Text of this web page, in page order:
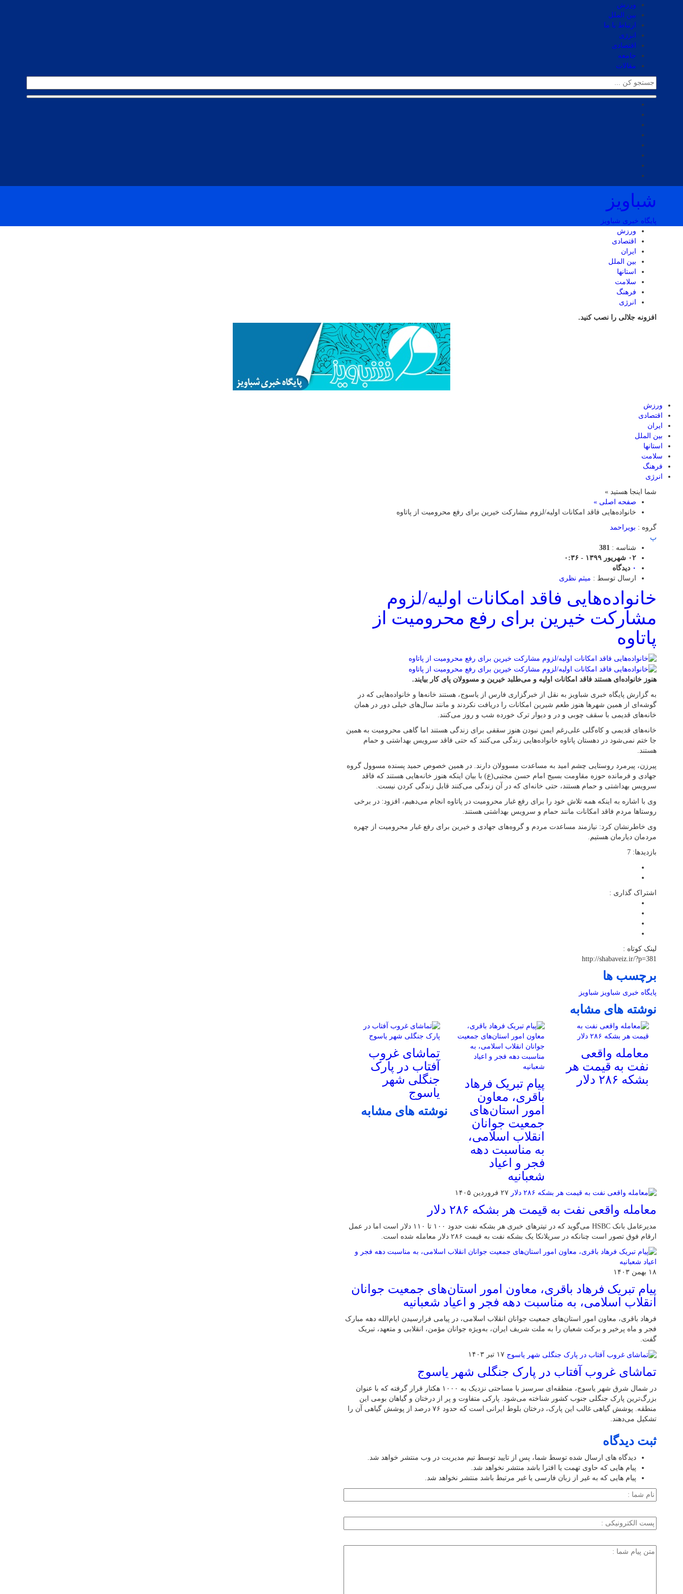
ورزش
بین الملل
ارتباط با ما
انرژی
اقتصادی
جامعه
مقالات
شباویز
پایگاه خبری شباویز
ورزش
اقتصادی
ایران
بین الملل
استانها
سلامت
فرهنگ
انرژی
افزونه جلالی را نصب کنید.
ورزش
اقتصادی
ایران
بین الملل
استانها
سلامت
فرهنگ
انرژی
شما اینجا هستید »
صفحه اصلی »
خانواده‌هایی فاقد امکانات اولیه/لزوم مشارکت خیرین برای رفع محرومیت از پاتاوه
گروه : بویراحمد
پ
شناسه : 381
۰۲ شهریور ۱۳۹۹ - ۰:۳۶
۰ دیدگاه
ارسال توسط : میثم نظری
خانواده‌هایی فاقد امکانات اولیه/لزوم
مشارکت خیرین برای رفع محرومیت از
پاتاوه
هنوز خانواده‌ای هستند فاقد امکانات اولیه و می‌طلبد خیرین و مسوولان پای کار بیایند.
به گزارش پایگاه خبری شباویز به نقل از خبرگزاری فارس از یاسوج، هستند خانه‌ها و خانواده‌هایی که در
گوشه‌ای از همین شهرها هنوز طعم شیرین امکانات را دریافت نکردند و مانند سال‌های خیلی دور در همان
خانه‌های قدیمی با سقف چوبی و در و دیوار ترک خورده شب و روز می‌کنند.
خانه‌های قدیمی و کاه‌گلی علی‌رغم ایمن نبودن هنوز سقفی برای زندگی هستند اما گاهی محرومیت به همین
جا ختم نمی‌شود در دهستان پاتاوه خانواده‌هایی زندگی می‌کنند که حتی فاقد سرویس بهداشتی و حمام
هستند.
پیرزن، پیرمرد روستایی چشم‌ امید به مساعدت مسوولان دارند. در همین خصوص حمید پسنده مسوول گروه
جهادی و فرمانده حوزه مقاومت بسیج امام حسن مجتبی(ع) با بیان اینکه هنوز خانه‌هایی هستند که فاقد
سرویس بهداشتی و حمام هستند، حتی خانه‌ای که در آن زندگی می‌کنند قابل زندگی کردن نیست.
وی با اشاره به اینکه همه تلاش خود را برای رفع غبار محرومیت در پاتاوه انجام می‌دهیم، افزود: در برخی
روستاها مردم فاقد امکانات مانند حمام و سرویس بهداشتی هستند.
وی خاطرنشان کرد: نیازمند مساعدت مردم و گروه‌های جهادی و خیرین برای رفع غبار محرومیت از چهره
مردمان دیارمان هستیم.
بازدیدها: 7
اشتراک گذاری :
لینک کوتاه :
http://shabaveiz.ir/?p=381
برچسب ها
پایگاه خبری شباویز شباویز
نوشته های مشابه
معامله واقعی
نفت به قیمت هر
بشکه ۲۸۶ دلار
پیام تبریک فرهاد
باقری، معاون
امور استان‌های
جمعیت جوانان
انقلاب اسلامی،
به مناسبت دهه
فجر و اعیاد
شعبانیه
تماشای غروب
آفتاب در پارک
جنگلی شهر
یاسوج
نوشته های مشابه
۲۷ فروردین ۱۴۰۵
معامله واقعی نفت به قیمت هر بشکه ۲۸۶ دلار
مدیرعامل بانک HSBC می‌گوید که در تیترهای خبری هر بشکه نفت حدود ۱۰۰ تا ۱۱۰ دلار است اما در عمل
ارقام فوق تصور است چنانکه در سریلانکا یک بشکه نفت به قیمت ۲۸۶ دلار معامله شده است.
۱۸ بهمن ۱۴۰۳
پیام تبریک فرهاد باقری، معاون امور استان‌های جمعیت جوانان
انقلاب اسلامی، به مناسبت دهه فجر و اعیاد شعبانیه
فرهاد باقری، معاون امور استان‌های جمعیت جوانان انقلاب اسلامی، در پیامی فرارسیدن ایام‌الله دهه مبارک
فجر و ماه پرخیر و برکت شعبان را به ملت شریف ایران، به‌ویژه جوانان مؤمن، انقلابی و متعهد، تبریک
گفت.
۱۷ تیر ۱۴۰۳
تماشای غروب آفتاب در پارک جنگلی شهر یاسوج
در شمال شرق شهر یاسوج، منطقه‌ای سرسبز با مساحتی نزدیک به ۱۰۰۰ هکتار قرار گرفته که با عنوان
بزرگ‌ترین پارک جنگلی جنوب کشور شناخته می‌شود. پارکی متفاوت و پر از درختان و گیاهان بومی این
منطقه. پوشش گیاهی غالب این پارک، درختان بلوط ایرانی است که حدود ۷۶ درصد از پوشش گیاهی آن را
تشکیل می‌دهند.
ثبت دیدگاه
دیدگاه های ارسال شده توسط شما، پس از تایید توسط تیم مدیریت در وب منتشر خواهد شد.
پیام هایی که حاوی تهمت یا افترا باشد منتشر نخواهد شد.
پیام هایی که به غیر از زبان فارسی یا غیر مرتبط باشد منتشر نخواهد شد.